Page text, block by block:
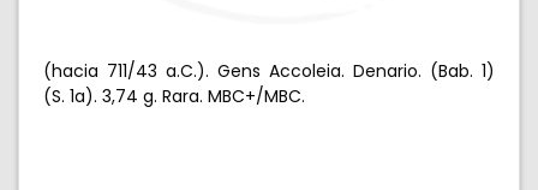
(hacia 711/43 a.C.). Gens Accoleia. Denario. (Bab. 1)
(S. 1a). 3,74 g. Rara. MBC+/MBC.